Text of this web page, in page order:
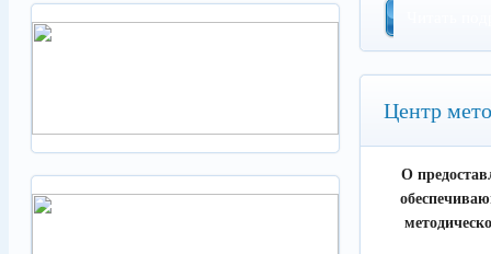
Центр
О